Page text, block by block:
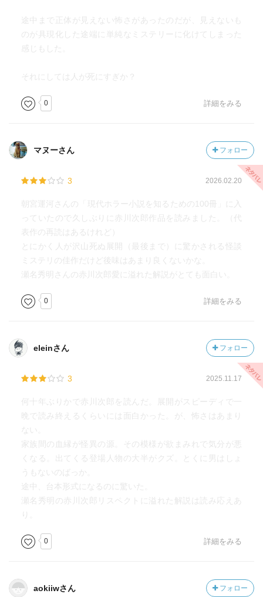
途中まで正体が見えない怖さがあったのだが、見えないも
のが具現化した途端に単純なミステリーに化けてしまった
感じもした。
それにしては人が死にすぎか？
0 詳細をみる
マヌーさん フォロー
3 2026.02.20
朝宮運河さんの「現代ホラー小説を知るための100冊」に入
っていたので久しぶりに赤川次郎作品を読みました。（代
表作の再読はあるけれど）
とにかく人が沢山死ぬ展開（最後まで）に驚かされる怪談
ミステリの佳作だけど後味はあまり良くないかな。
瀬名秀明さんの赤川次郎愛に溢れた解説がとても面白い。
0 詳細をみる
eleinさん フォロー
3 2025.11.17
何十年ぶりかで赤川次郎を読んだ。展開がスピーディで一
晩で読み終えるくらいには面白かった。が、怖さはあまり
ない。
家族間の血縁が怪異の源。その模様が欲まみれで気分が悪
くなる。出てくる登場人物の大半がクズ。とくに男はしょ
うもないのばっか。
途中、台本形式になるのに驚いた。
瀬名秀明の赤川次郎リスペクトに溢れた解説は読み応えあ
り。
0 詳細をみる
aokiiwさん フォロー